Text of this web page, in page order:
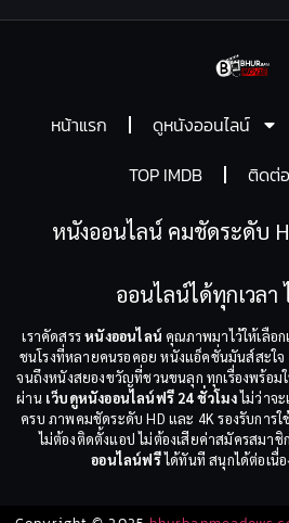
หน้าแรก ดูหนังออนไลน์
TOP IMDB
ติดต่
หนังออนไลน์ คมชัดระดับ
ออนไลน์ได้ทุกเวลา
เราคัดสรรหนังออนไลน์ คุณภาพมาไว้ให้เลือ
ชนโรงที่หลายคนรอคอย หนังแอ็คชั่นมันส์สะใจ
จนถึงหนังสยองขวัญที่ชวนขนลุก ทุกเรื่องพร้อม
ผ่าน เว็บดูหนังออนไลน์ฟรี 24 ชั่วโมงไม่ว่าจะ
ครบ ภาพคมชัดระดับ HD และ 4K รองรับการ
ไม่ต้องติดตั้งแอป ไม่ต้องเสียค่าสมัครสมาชิ
ออนไลน์ฟรีได้ทันที สนุกได้ต่อเนื่